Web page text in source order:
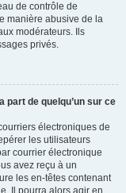
de contrôle de
manière abusive de la
modérateurs. Ils
privés.
part de quelqu’un sur ce
électroniques de
les utilisateurs
courrier électronique
avez reçu à un
les en-têtes contenant
Il pourra alors agir en